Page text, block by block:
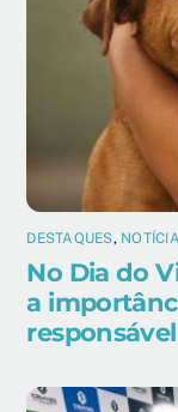
DESTAQUES,
No Dia do
a
responsável